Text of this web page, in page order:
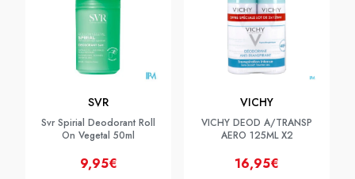
SVR
Svr Spirial Deodorant Roll
On Vegetal 50ml
9,95€
VICHY
VICHY DEOD A/TRANSP
AERO 125ML X2
16,95€